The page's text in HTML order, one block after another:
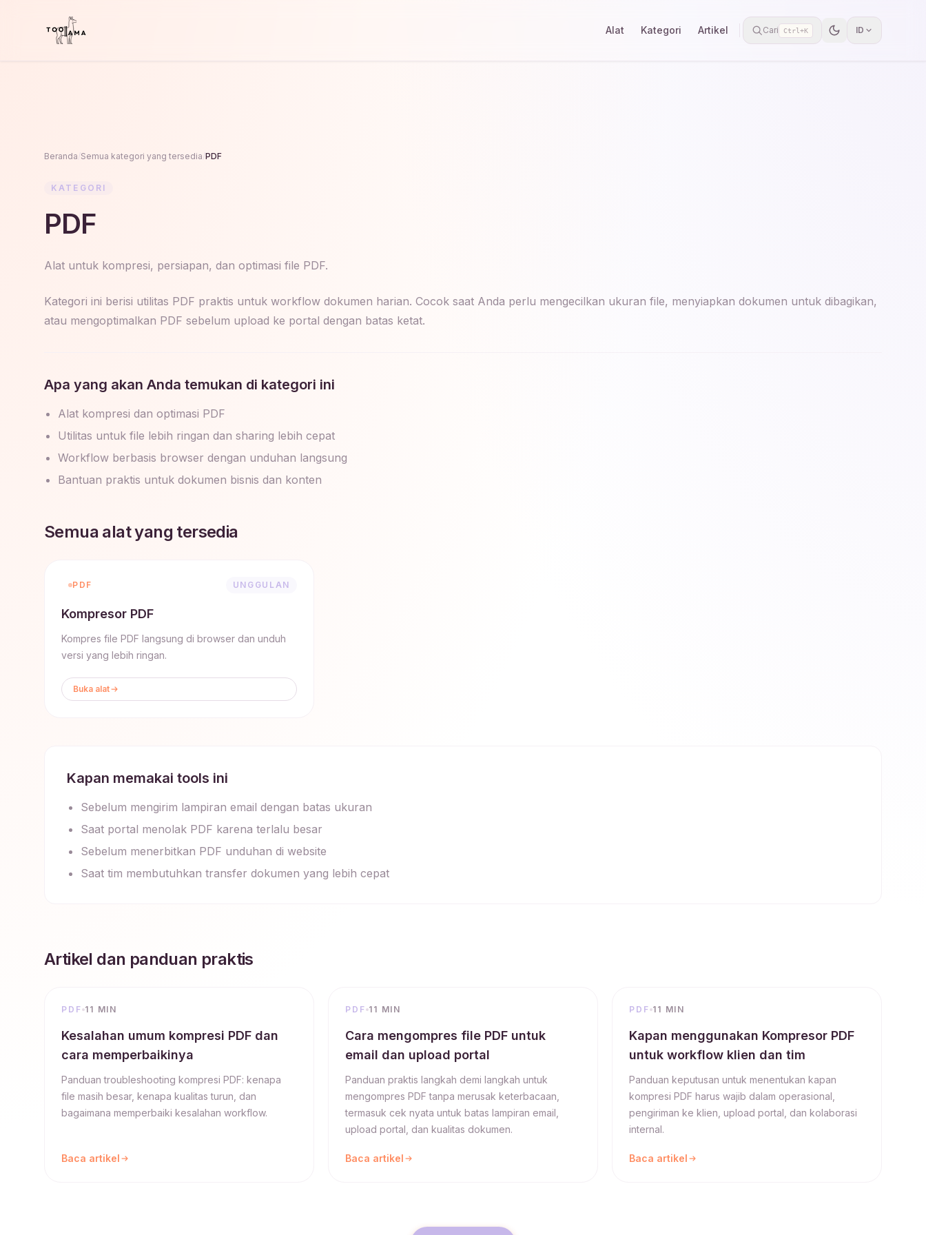
Alat Kategori Artikel Cari Ctrl+K ID
Beranda Semua kategori yang tersedia PDF
KATEGORI
PDF
Alat untuk kompresi, persiapan, dan optimasi file PDF.
Kategori ini berisi utilitas PDF praktis untuk workflow dokumen harian. Cocok saat Anda perlu mengecilkan ukuran file, menyiapkan dokumen untuk dibagikan,
atau mengoptimalkan PDF sebelum upload ke portal dengan batas ketat.
Apa yang akan Anda temukan di kategori ini
Alat kompresi dan optimasi PDF
Utilitas untuk file lebih ringan dan sharing lebih cepat
Workflow berbasis browser dengan unduhan langsung
Bantuan praktis untuk dokumen bisnis dan konten
Semua alat yang tersedia
PDF UNGGULAN
Kompresor PDF
Kompres file PDF langsung di browser dan unduh
versi yang lebih ringan.
Buka alat
Kapan memakai tools ini
Sebelum mengirim lampiran email dengan batas ukuran
Saat portal menolak PDF karena terlalu besar
Sebelum menerbitkan PDF unduhan di website
Saat tim membutuhkan transfer dokumen yang lebih cepat
Artikel dan panduan praktis
PDF 11 MIN
Kesalahan umum kompresi PDF dan
cara memperbaikinya
Panduan troubleshooting kompresi PDF: kenapa
file masih besar, kenapa kualitas turun, dan
bagaimana memperbaiki kesalahan workflow.
Baca artikel
PDF 11 MIN
Cara mengompres file PDF untuk
email dan upload portal
Panduan praktis langkah demi langkah untuk
mengompres PDF tanpa merusak keterbacaan,
termasuk cek nyata untuk batas lampiran email,
upload portal, dan kualitas dokumen.
Baca artikel
PDF 11 MIN
Kapan menggunakan Kompresor PDF
untuk workflow klien dan tim
Panduan keputusan untuk menentukan kapan
kompresi PDF harus wajib dalam operasional,
pengiriman ke klien, upload portal, dan kolaborasi
internal.
Baca artikel